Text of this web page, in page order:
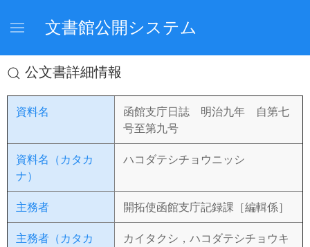
文書館公開システム
公文書詳細情報
資料名
函館支庁日誌 明治九年 自第七
号至第九号
資料名（カタカ
ナ）
ハコダテシチョウニッシ
主務者 開拓使函館支庁記録課［編輯係］
主務者（カタカ
カイタクシ，ハコダテシチョウキ